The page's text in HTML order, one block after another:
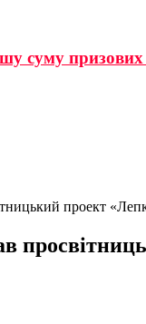
суму
проект